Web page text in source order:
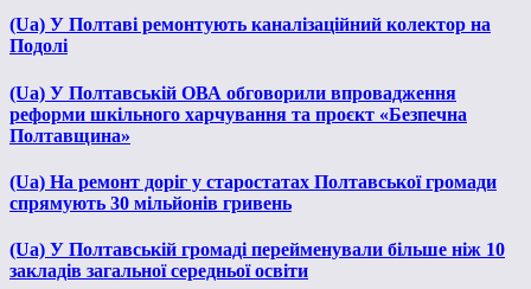
(Ua) У Полтаві ремонтують каналізаційний колектор на
Подолі
(Ua) У Полтавській ОВА обговорили впровадження
реформи шкільного харчування та проєкт «Безпечна
Полтавщина»
(Ua) На ремонт доріг у старостатах Полтавської громади
спрямують 30 мільйонів гривень
(Ua) У Полтавській громаді перейменували більше ніж 10
закладів загальної середньої освіти